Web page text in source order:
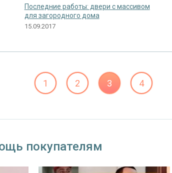
Последние работы: двери с массивом
для загородного дома
15.09.2017
1 2 3 4
покупателям